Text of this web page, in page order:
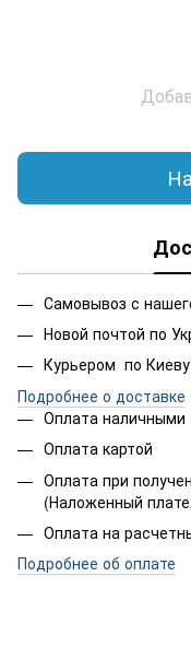
Самовывоз с
Новой почтой по
Курьером по Киеву
Подробнее о доставке
Оплата наличными
Оплата картой
Оплата при
(Наложенный
Оплата на
Подробнее об оплате